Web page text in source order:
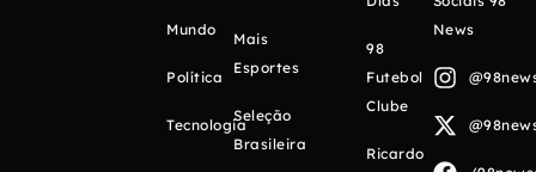
Mundo
Política
Tecnologia
Mais
Esportes
Seleção
Brasileira
98
Futebol
Clube
Ricardo
News